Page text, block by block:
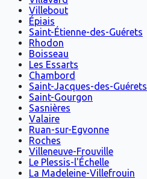
Villebout
Épiais
Saint-Étienne-des-Guérets
Rhodon
Boisseau
Les Essarts
Chambord
Saint-Jacques-des-Guérets
Saint-Gourgon
Sasnières
Valaire
Ruan-sur-Egvonne
Roches
Villeneuve-Frouville
Le Plessis-l'Échelle
La Madeleine-Villefrouin